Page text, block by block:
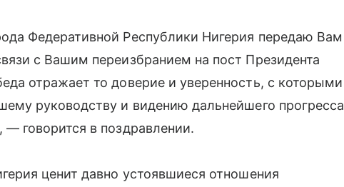
Федеративной Республики Нигерия передаю Вам
с Вашим переизбранием на пост Президента
отражает то доверие и уверенность, с которыми
руководству и видению дальнейшего прогресса
говорится в поздравлении.
ценит давно устоявшиеся отношения